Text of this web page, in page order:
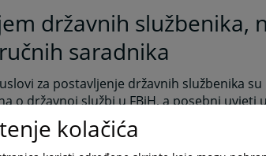
državnih službenika,
saradnika
za postavljenje državnih službenika
o državnoj službi u FBiH, a posebni
organizaciji Općinskog suda u
za prijem namještenika u radni
kolačića